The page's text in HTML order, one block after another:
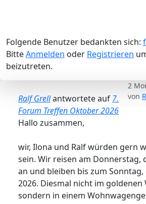
Folgende Benutzer bedankten sich:
BitteAnmelden oder Registrieren
beizutreten.
2
von
Ralf Grellantwortete auf 7.
Forum Treffen Oktober 2026
Hallo zusammen,
wir, Ilona und Ralf würden gern
sein. Wir reisen am Donnerstag,
an und bleiben bis zum
2026. Diesmal nicht im goldenen
sondern in einem